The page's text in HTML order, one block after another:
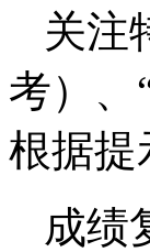
关注
考）、
根据提
成绩